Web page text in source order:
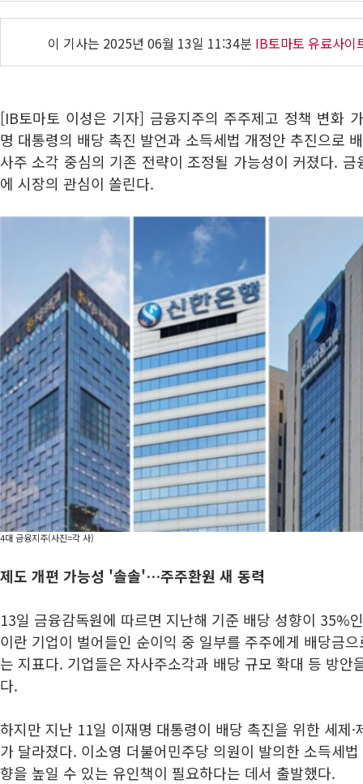
이 기사는 2025년 06월 13일 11:34분 IB토마토 유료사이
[IB토마토 이성은 기자] 금융지주의 주주제고 정책 변화
명 대통령의 배당 촉진 발언과 소득세법 개정안 추진으로
사주 소각 중심의 기존 전략이 조정될 가능성이 커졌다.
에 시장의 관심이 쏠린다.
4대 금융지주(사진=각 사)
제도 개편 가능성 '솔솔'…주주환원 새 동력
13일 금융감독원에 따르면 지난해 기준 배당 성향이 35%
이란 기업이 벌어들인 순이익 중 일부를 주주에게 배당금
는 지표다. 기업들은 자사주소각과 배당 규모 확대 등 방안
다.
하지만 지난 11일 이재명 대통령이 배당 촉진을 위한 세제
가 달라졌다. 이소영 더불어민주당 의원이 발의한 소득세
향을 높일 수 있는 유인책이 필요하다는 데서 출발했다.